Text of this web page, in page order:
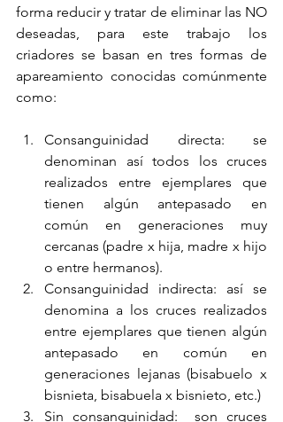
forma reducir y tratar de eliminar las NO
deseadas, para este trabajo los
criadores se basan en tres formas de
apareamiento conocidas comúnmente
como:
Consanguinidad directa: se
denominan así todos los cruces
realizados entre ejemplares que
tienen algún antepasado en
común en generaciones muy
cercanas (padre x hija, madre x hijo
o entre hermanos).
Consanguinidad indirecta: así se
denomina a los cruces realizados
entre ejemplares que tienen algún
antepasado en común en
generaciones lejanas (bisabuelo x
bisnieta, bisabuela x bisnieto, etc.)
Sin consanguinidad:  son cruces